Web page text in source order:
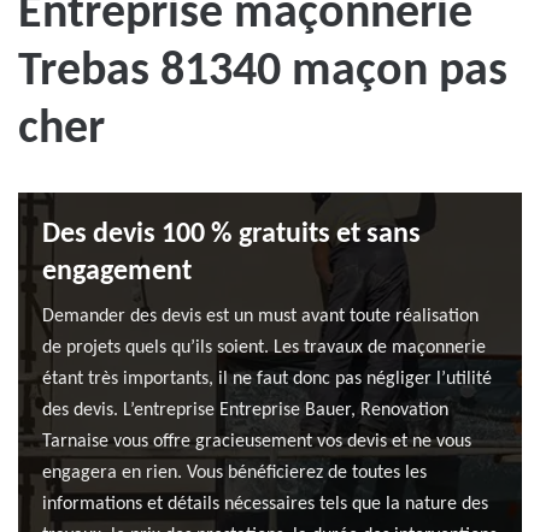
Entreprise maçonnerie
Trebas 81340 maçon pas
cher
Des devis 100 % gratuits et sans
engagement
Demander des devis est un must avant toute réalisation
de projets quels qu’ils soient. Les travaux de maçonnerie
étant très importants, il ne faut donc pas négliger l’utilité
des devis. L’entreprise Entreprise Bauer, Renovation
Tarnaise vous offre gracieusement vos devis et ne vous
engagera en rien. Vous bénéficierez de toutes les
informations et détails nécessaires tels que la nature des